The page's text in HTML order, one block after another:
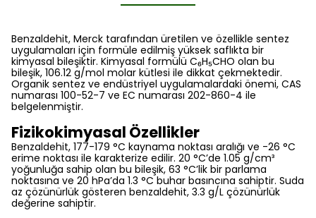
Benzaldehit, Merck tarafından üretilen ve özellikle sentez
uygulamaları için formüle edilmiş yüksek saflıkta bir
kimyasal bileşiktir. Kimyasal formülü C₆H₅CHO olan bu
bileşik, 106.12 g/mol molar kütlesi ile dikkat çekmektedir.
Organik sentez ve endüstriyel uygulamalardaki önemi, CAS
numarası 100-52-7 ve EC numarası 202-860-4 ile
belgelenmiştir.
Fizikokimyasal Özellikler
Benzaldehit, 177-179 °C kaynama noktası aralığı ve -26 °C
erime noktası ile karakterize edilir. 20 °C’de 1.05 g/cm³
yoğunluğa sahip olan bu bileşik, 63 °C’lik bir parlama
noktasına ve 20 hPa’da 1.3 °C buhar basıncına sahiptir. Suda
az çözünürlük gösteren benzaldehit, 3.3 g/L çözünürlük
değerine sahiptir.